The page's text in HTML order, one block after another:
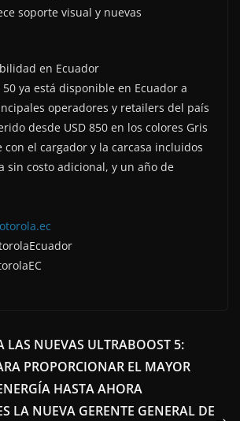
soporte visual y nuevas
en Ecuador
ya está disponible en Ecuador a
operadores y retailers del país
desde USD 850 en los colores Gris
con el cargador y la carcasa incluidos
sin costo adicional, y un año de
LAS NUEVAS ULTRABOOST 5:
PROPORCIONAR EL MAYOR
HASTA AHORA
LA NUEVA GERENTE GENERAL DE